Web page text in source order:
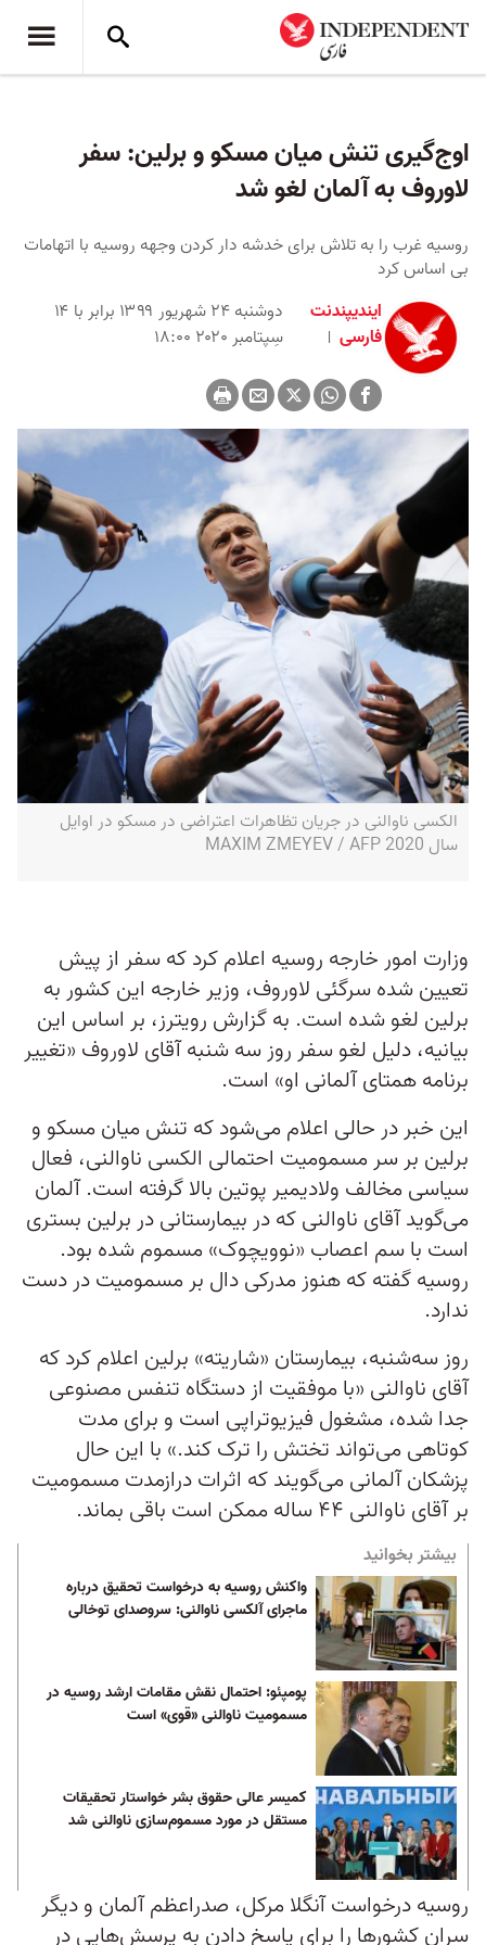
اوج‌گیری تنش میان مسکو و برلین: سفر
لاوروف به آلمان لغو شد
روسیه غرب را به تلاش برای خدشه دار کردن وجهه روسیه با اتهامات
بی اساس کرد
ایندیپندنت
فارسی
دوشنبه ۲۴ شهریور ۱۳۹۹ برابر با ۱۴
سِپتامبر ۲۰۲۰ ۱۸:۰۰
الکسی ناوالنی در جریان تظاهرات اعتراضی در مسکو در اوایل
سال 2020 MAXIM ZMEYEV / AFP
وزارت امور خارجه روسیه اعلام کرد که سفر از پیش
تعیین شده سرگئی لاوروف، وزیر خارجه این کشور به
برلین لغو شده است. به گزارش رویترز، بر اساس این
بیانیه، دلیل لغو سفر روز سه شنبه آقای لاوروف «تغییر
برنامه همتای آلمانی او» است.
این خبر در حالی اعلام می‌شود که تنش میان مسکو و
برلین بر سر مسمومیت احتمالی الکسی ناوالنی، فعال
سیاسی مخالف ولادیمیر پوتین بالا گرفته است. آلمان
می‌گوید آقای ناوالنی که در بیمارستانی در برلین بستری
است با سم اعصاب «نوویچوک» مسموم شده بود.
روسیه گفته که هنوز مدرکی دال بر مسمومیت در دست
ندارد.
روز سه‌شنبه، بیمارستان «شاریته» برلین اعلام کرد که
آقای ناوالنی «با موفقیت از دستگاه تنفس مصنوعی
جدا شده، مشغول فیزیوتراپی است و برای مدت
کوتاهی می‌تواند تختش را ترک کند.» با این حال
پزشکان آلمانی می‌گویند که اثرات درازمدت مسمومیت
بر آقای ناوالنی ۴۴ ساله ممکن است باقی بماند.
بیشتر بخوانید
واکنش روسیه به درخواست تحقیق درباره
ماجرای آلکسی ناوالنی: سروصدای توخالی
پومپئو: احتمال نقش مقامات ارشد روسیه در
مسمومیت ناوالنی «قوی» است
کمیسر عالی حقوق بشر خواستار تحقیقات
مستقل در مورد مسموم‌سازی ناوالنی شد
روسیه درخواست آنگلا مرکل، صدراعظم آلمان و دیگر
سران کشورها را برای پاسخ دادن به پرسش‌هایی در